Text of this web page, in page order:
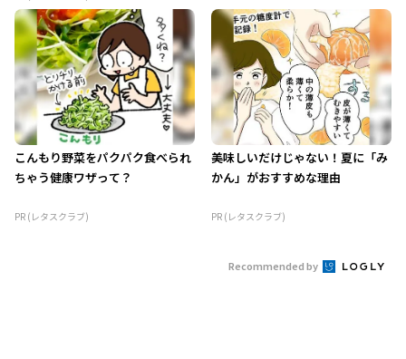
こんもり野菜をパクパク食べられ
ちゃう健康ワザって？
PR (レタスクラブ)
美味しいだけじゃない！夏に「み
かん」がおすすめな理由
PR (レタスクラブ)
Recommended by